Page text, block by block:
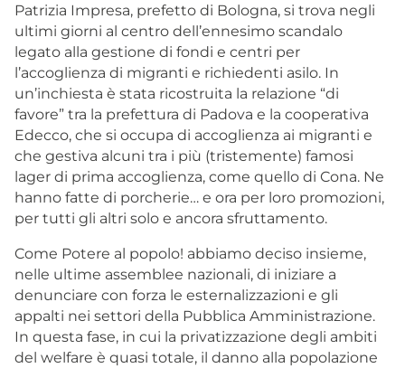
Patrizia Impresa, prefetto di Bologna, si trova negli
ultimi giorni al centro dell’ennesimo scandalo
legato alla gestione di fondi e centri per
l’accoglienza di migranti e richiedenti asilo. In
un’inchiesta è stata ricostruita la relazione “di
favore” tra la prefettura di Padova e la cooperativa
Edecco, che si occupa di accoglienza ai migranti e
che gestiva alcuni tra i più (tristemente) famosi
lager di prima accoglienza, come quello di Cona. Ne
hanno fatte di porcherie… e ora per loro promozioni,
per tutti gli altri solo e ancora sfruttamento.
Come Potere al popolo! abbiamo deciso insieme,
nelle ultime assemblee nazionali, di iniziare a
denunciare con forza le esternalizzazioni e gli
appalti nei settori della Pubblica Amministrazione.
In questa fase, in cui la privatizzazione degli ambiti
del welfare è quasi totale, il danno alla popolazione